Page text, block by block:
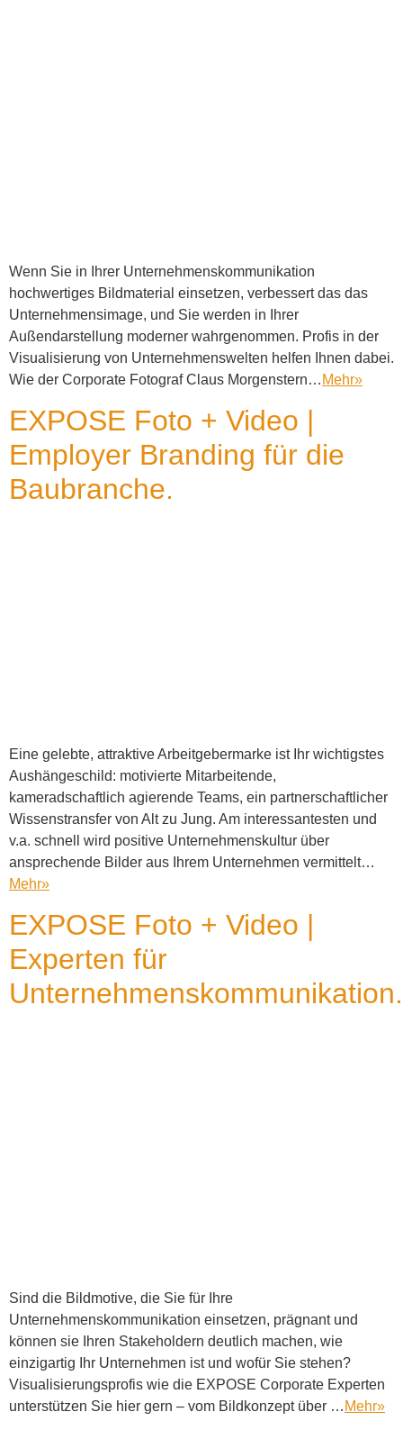
Wenn Sie in Ihrer Unternehmenskommunikation
hochwertiges Bildmaterial einsetzen, verbessert das das
Unternehmensimage, und Sie werden in Ihrer
Außendarstellung moderner wahrgenommen. Profis in der
Visualisierung von Unternehmenswelten helfen Ihnen dabei.
Wie der Corporate Fotograf Claus Morgenstern… Mehr»
EXPOSE Foto + Video |
Employer Branding für die
Baubranche.
Eine gelebte, attraktive Arbeitgebermarke ist Ihr wichtigstes
Aushängeschild: motivierte Mitarbeitende,
kameradschaftlich agierende Teams, ein partnerschaftlicher
Wissenstransfer von Alt zu Jung. Am interessantesten und
v.a. schnell wird positive Unternehmenskultur über
ansprechende Bilder aus Ihrem Unternehmen vermittelt…
Mehr»
EXPOSE Foto + Video |
Experten für
Unternehmenskommunikation.
Sind die Bildmotive, die Sie für Ihre
Unternehmenskommunikation einsetzen, prägnant und
können sie Ihren Stakeholdern deutlich machen, wie
einzigartig Ihr Unternehmen ist und wofür Sie stehen?
Visualisierungsprofis wie die EXPOSE Corporate Experten
unterstützen Sie hier gern – vom Bildkonzept über … Mehr»